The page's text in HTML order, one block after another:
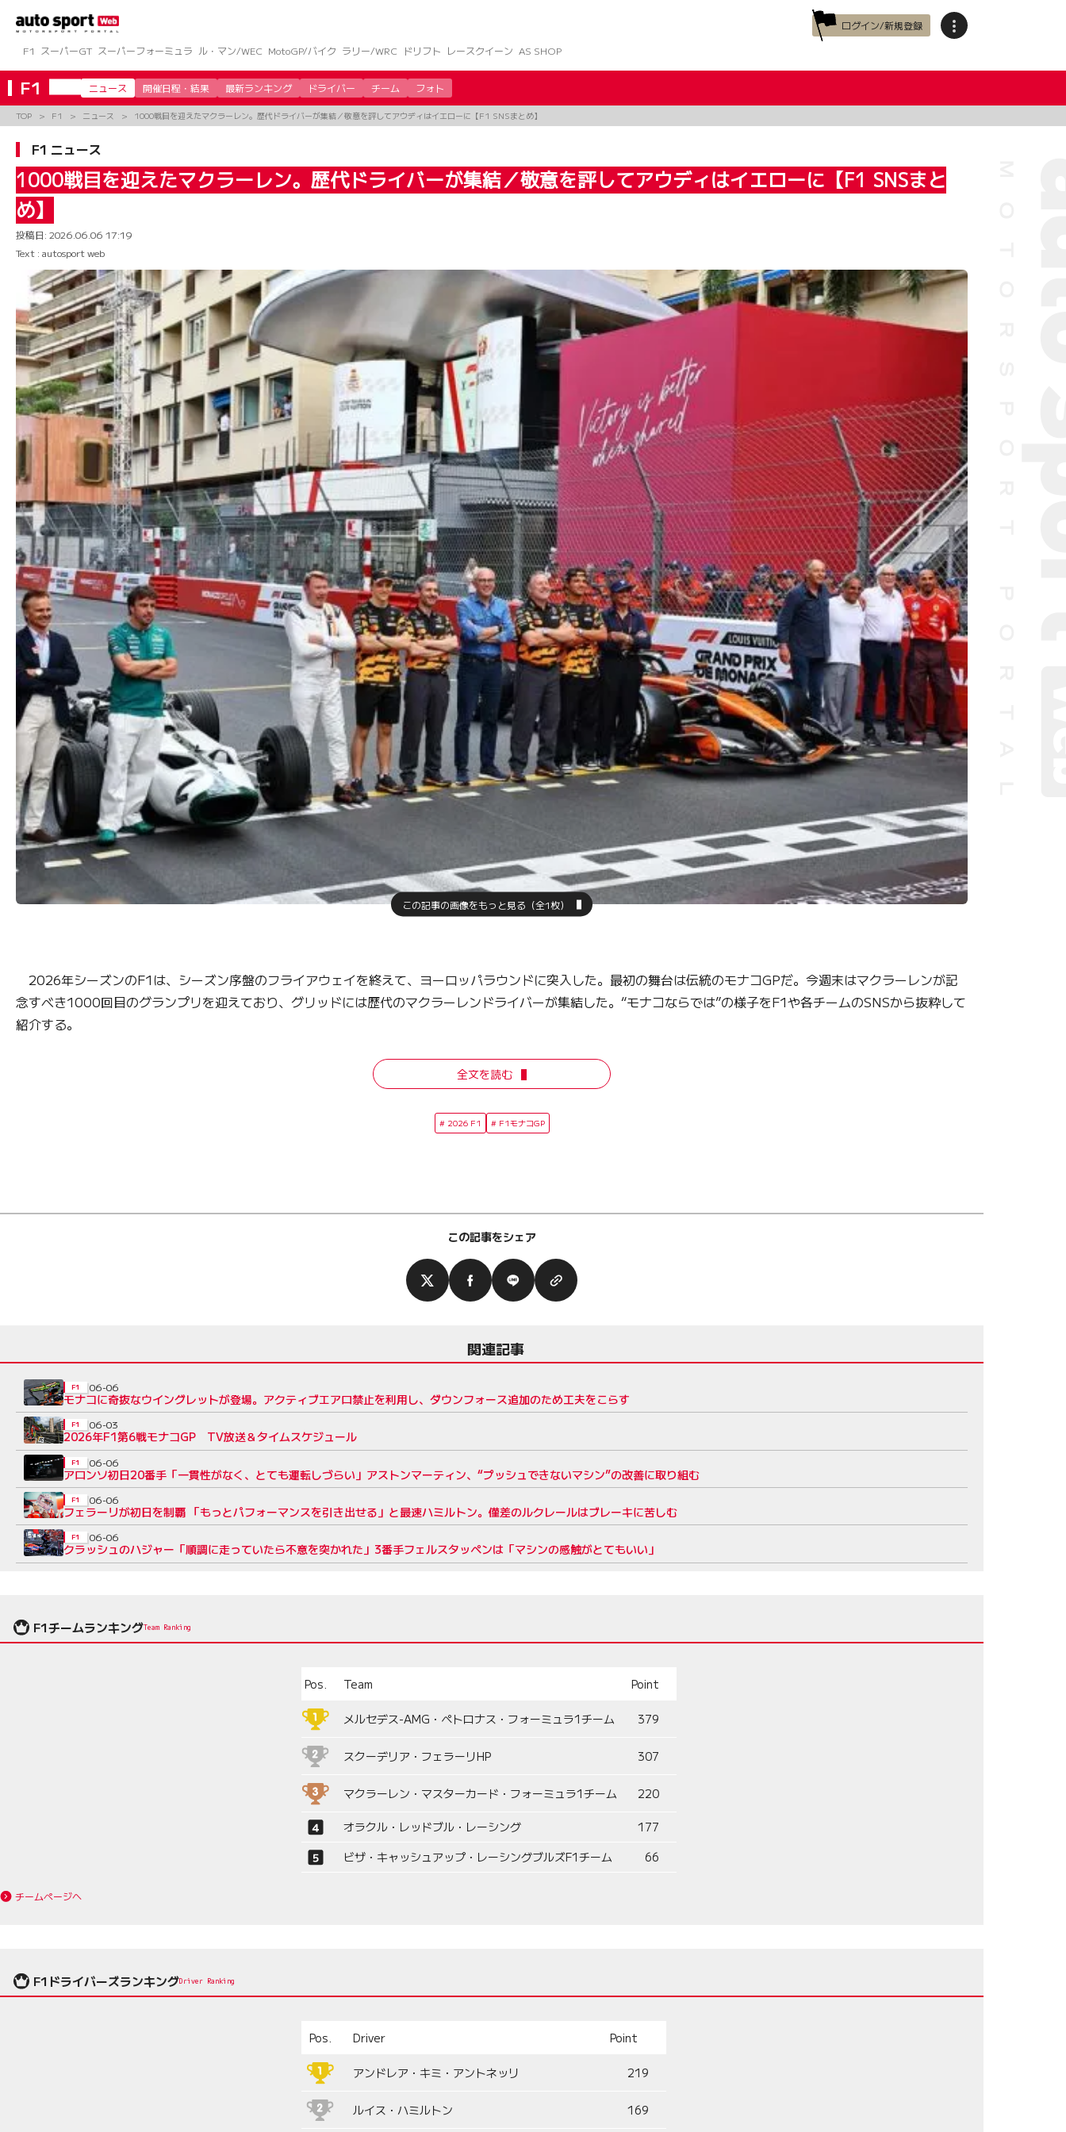
ツ
へ
ス
キ
ッ
ログイン/新規登録
F1
スーパーGT スーパーフォーミュラ ル・マン/WEC MotoGP/バイク ラリー/WRC ドリフト レースクイーン AS SHOP
F1 ニュース 開催日程・結果 最新ランキング ドライバー チーム フォト
TOP F1 ニュース 1000戦目を迎えたマクラーレン。歴代ドライバーが集結／敬意を評してアウディはイエローに【F1 SNSまとめ】
F1 ニュース
1000戦目を迎えたマクラーレン。歴代ドライバーが集結／敬意を評してアウディはイエローに【F1 SNSまと
め】
投稿日: 2026.06.06 17:19
Text : autosport web
この記事の画像をもっと見る（全1枚）
2026年シーズンのF1は、シーズン序盤のフライアウェイを終えて、ヨーロッパラウンドに突入した。最初の舞台は伝統のモナコGPだ。今週末はマクラーレンが記
念すべき1000回目のグランプリを迎えており、グリッドには歴代のマクラーレンドライバーが集結した。“モナコならでは”の様子をF1や各チームのSNSから抜粋して
紹介する。
全文を読む
2026 F1 F1モナコGP
この記事をシェア
関連記事
モナコに奇抜なウイングレットが登場。アクティブエアロ禁止を利用し、ダウンフォース追加のため工夫をこらす
F1 06-06
2026年F1第6戦モナコGP TV放送＆タイムスケジュール
F1 06-03
アロンソ初日20番手「一貫性がなく、とても運転しづらい」アストンマーティン、“プッシュできないマシン”の改善に取り組む
F1 06-06
フェラーリが初日を制覇 「もっとパフォーマンスを引き出せる」と最速ハミルトン。僅差のルクレールはブレーキに苦しむ
F1 06-06
クラッシュのハジャー「順調に走っていたら不意を突かれた」3番手フェルスタッペンは「マシンの感触がとてもいい」
F1 06-06
F1チームランキングTeam Ranking
Pos. Team Point
メルセデス-AMG・ペトロナス・フォーミュラ1チーム 379
スクーデリア・フェラーリHP 307
マクラーレン・マスターカード・フォーミュラ1チーム 220
オラクル・レッドブル・レーシング
177
ビザ・キャッシュアップ・レーシングブルズF1チーム
66
チームページへ
F1ドライバーズランキングDriver Ranking
Pos. Driver Point
アンドレア・キミ・アントネッリ 219
ルイス・ハミルトン 169